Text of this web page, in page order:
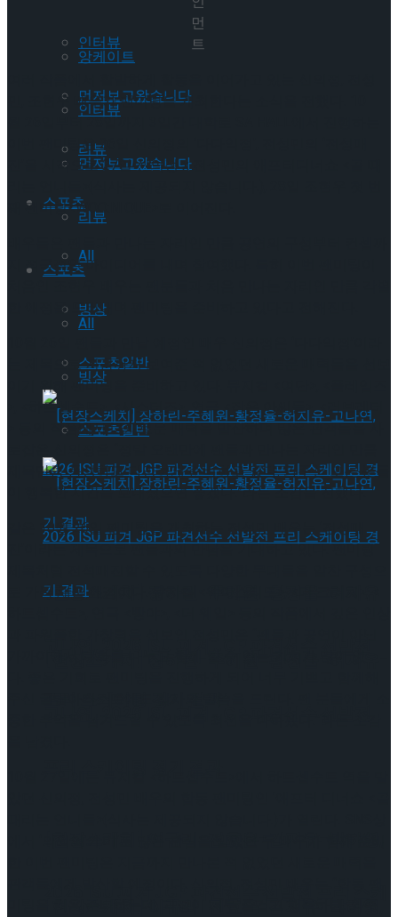
인터뷰
먼저보고왔습니다
리뷰
스포츠
All
빙상
스포츠일반
[현장스케치] 장하린-주혜원-황정율-허지유-
앙케이트
인터뷰
먼저보고왔습니다
리뷰
스포츠
All
빙상
스포츠일반
먼
트
민, 조현우 배우가 팬미팅을 개최한다는 소식을 전했다. 10
월 26일부터 28일까지 3일간 대학로 SA HALL에서 진행하는
이번 팬미팅은 26일 신의정의 ‘다다익정’, 전성민의 ‘전성매
진’을 시작으로 27일 신의정 x 전성민의 애프터디너쇼 <골 때
째 팬미팅<WOO:NIQUE>로 이어진다.
지 적극적인 아이디어를 내며 참여했다. 특히 이번 팬미팅이
한 애정을 드러내며 팬미팅을 준비하고 있다고 전해진다.
는 제목으로 지금까지 보여준 적 없었던 새로운 매력들을 선보
이기 위해 팬미팅을 준비하고 있다. 뮤지컬 <여단>, <플레임즈
>, <하트셉수트>, <시스터즈>, 연극 <작은 아씨들>, <러브레터
> 등의 작품에서 다채로운 매력을 발산하며 많은 관객들을 사
제목만큼 풍성하고 다양하게 준비하고 있다. 와주신 모든 분들
이 행복한 시간을 보내셨으면 좋겠다.”라는 소감을 전했다.
같은 10월 26일 팬미팅을 개최하는 전성민 배우는 ‘전성매
진’이라는 제목으로 팬들과의 만남을 기대하고 있다. 팬미팅
로 가득 채울 에정이다. 뮤지컬 <웨이스티드>, <더 크리처>, <